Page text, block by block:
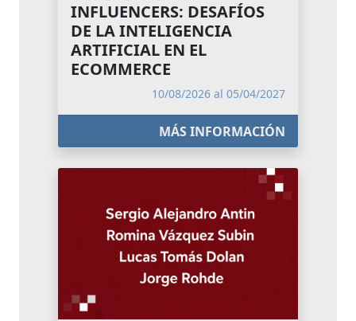
INFLUENCERS: DESAFÍOS
DE LA INTELIGENCIA
ARTIFICIAL EN EL
ECOMMERCE
10/08/2026 al 05/04/2027
MÁS INFORMACIÓN